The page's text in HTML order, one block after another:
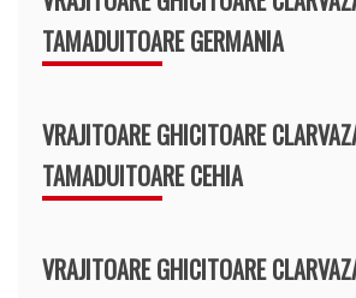
TAMADUITOARE GERMANIA
VRAJITOARE GHICITOARE
TAMADUITOARE CEHIA
VRAJITOARE GHICITOARE